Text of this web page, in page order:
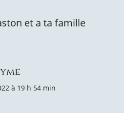
et a ta famille
à 19 h 54 min